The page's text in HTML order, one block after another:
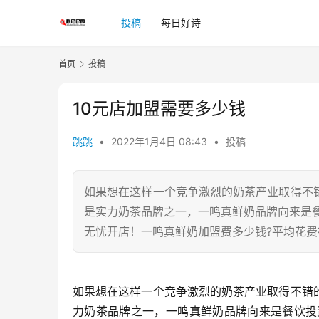
投稿 每日好诗
首页 投稿
10元店加盟需要多少钱
跳跳 • 2022年1月4日 08:43 • 投稿
如果想在这样一个竞争激烈的奶茶产业取得
是实力奶茶品牌之一，一鸣真鲜奶品牌向来
无忧开店！一鸣真鲜奶加盟费多少钱?平均花
如果想在这样一个竞争激烈的奶茶产业取得不
力奶茶品牌之一，一鸣真鲜奶品牌向来是餐饮